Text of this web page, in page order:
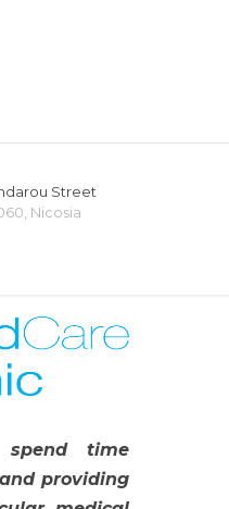
Street
Nicosia
spend time
providing